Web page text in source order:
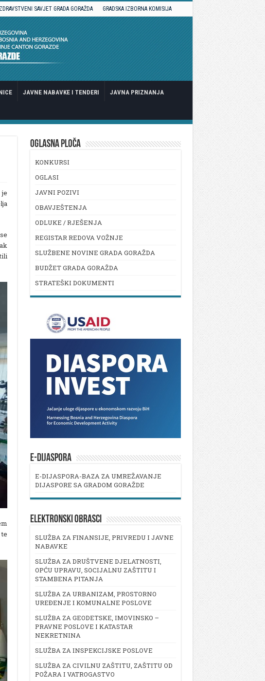
ZDRAVSTVENI SAVJET GRADA GORAŽDA GRADSKA IZBORNA KOMISIJA
JAVNE NABAVKE I TENDERI JAVNA PRIZNANJA
OGLASNA PLOČA
KONKURSI
OGLASI
JAVNI POZIVI
OBAVJEŠTENJA
ODLUKE / RJEŠENJA
REGISTAR REDOVA VOŽNJE
SLUŽBENE NOVINE GRADA GORAŽDA
BUDŽET GRADA GORAŽDA
STRATEŠKI DOKUMENTI
E-DIJASPORA
E-DIJASPORA-BAZA ZA UMREŽAVANJE
DIJASPORE SA GRADOM GORAŽDE
ELEKTRONSKI OBRASCI
SLUŽBA ZA FINANSIJE, PRIVREDU I JAVNE
NABAVKE
SLUŽBA ZA DRUŠTVENE DJELATNOSTI,
OPĆU UPRAVU, SOCIJALNU ZAŠTITU I
STAMBENA PITANJA
SLUŽBA ZA URBANIZAM, PROSTORNO
UREĐENJE I KOMUNALNE POSLOVE
SLUŽBA ZA GEODETSKE, IMOVINSKO –
PRAVNE POSLOVE I KATASTAR
NEKRETNINA
SLUŽBA ZA INSPEKCIJSKE POSLOVE
SLUŽBA ZA CIVILNU ZAŠTITU, ZAŠTITU OD
POŽARA I VATROGASTVO